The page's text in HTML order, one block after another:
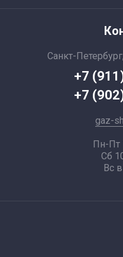
Санкт-
+7
+7
gaz-
Пн-Пт
Сб
Вс